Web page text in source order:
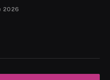
2026